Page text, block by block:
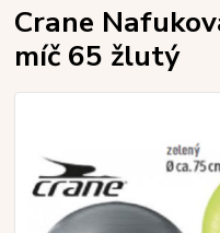
Crane
míč 65 žlutý